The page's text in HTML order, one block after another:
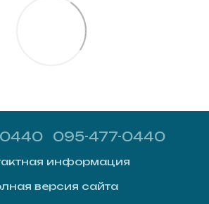
095-477-0440
информация
версия сайта